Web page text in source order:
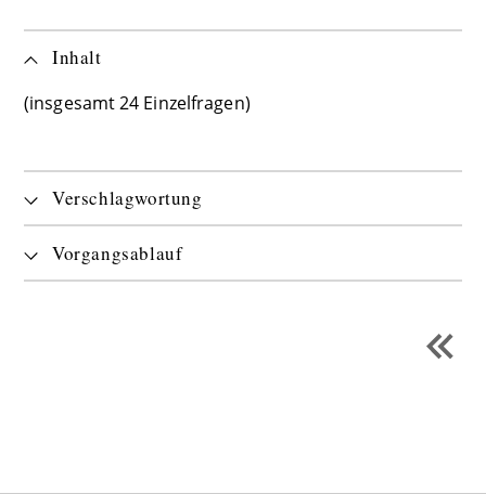
Inhalt
(insgesamt 24 Einzelfragen)
Verschlagwortung
Vorgangsablauf